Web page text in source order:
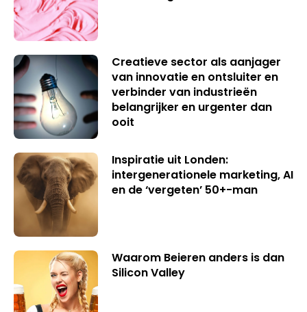
Creatieve sector als aanjager
van innovatie en ontsluiter en
verbinder van industrieën
belangrijker en urgenter dan
ooit
Inspiratie uit Londen:
intergenerationele marketing, AI
en de ‘vergeten’ 50+-man
Waarom Beieren anders is dan
Silicon Valley